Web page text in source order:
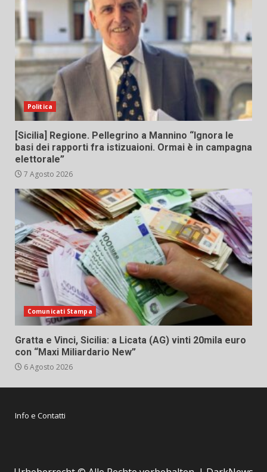
Politica
[Sicilia] Regione. Pellegrino a Mannino “Ignora le
basi dei rapporti fra istizuaioni. Ormai è in campagna
elettorale”
7 Agosto 2026
Comunicati Stampa
Gratta e Vinci, Sicilia: a Licata (AG) vinti 20mila euro
con “Maxi Miliardario New”
6 Agosto 2026
Info e Contatti